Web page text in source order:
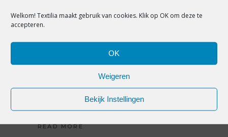
Welkom! Textilia maakt gebruik van cookies. Klik op OK om deze te
accepteren.
OK
Weigeren
Bekijk Instellingen
INTELLECTUELE
Micheline Don bespreekt intellectueel
eigendomsrecht. Hoe bescherm je je
READ MORE